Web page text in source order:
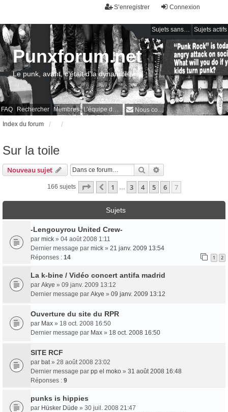
Connexion
S’enregistrer
Sujets sans réponse Sujets actifs
FAQ Rechercher Membres L’équipe du forum Nous contacter
Punxforum.net
Le punk, avant, c'était d'la dynamite !
Index du forum
Sur la toile
Nouveau sujet Rechercher
166 sujets Page sur7
Précédente
1 … 3 4 5 6 7
Sujets
-Lengouyrou United Crew-
par mick » 04 août 2008 1:11
Dernier message par mick » 21 janv. 2009 13:54
Réponses : 14 1 2
La k-bine / Vidéo concert antifa madrid
par Akye » 09 janv. 2009 13:12
Dernier message par Akye » 09 janv. 2009 13:12
Ouverture du site du RPR
par Max » 18 oct. 2008 16:50
Dernier message par Max » 18 oct. 2008 16:50
SITE RCF
par bat» 28 août 2008 23:02
Dernier message par pp el moko » 31 août 2008 16:48
Réponses : 9
punks is hippies
par Hüsker Düde » 30 juil. 2008 21:47